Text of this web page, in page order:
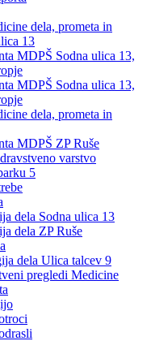
dela, prometa in
13
MDPŠ Sodna ulica 13,
MDPŠ Sodna ulica 13,
dela, prometa in
MDPŠ ZP Ruše
varstvo
5
dela Sodna ulica 13
dela ZP Ruše
dela Ulica talcev 9
pregledi Medicine